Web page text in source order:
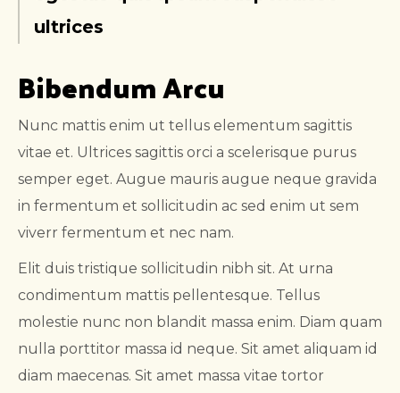
ultrices
Bibendum Arcu
Nunc mattis enim ut tellus elementum sagittis
vitae et. Ultrices sagittis orci a scelerisque purus
semper eget. Augue mauris augue neque gravida
in fermentum et sollicitudin ac sed enim ut sem
viverr fermentum et nec nam.
Elit duis tristique sollicitudin nibh sit. At urna
condimentum mattis pellentesque. Tellus
molestie nunc non blandit massa enim. Diam quam
nulla porttitor massa id neque. Sit amet aliquam id
diam maecenas. Sit amet massa vitae tortor